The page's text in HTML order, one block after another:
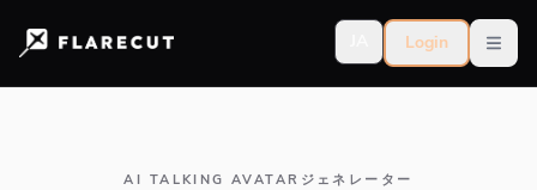
Login
AI TALKING AVATARジェネレーター